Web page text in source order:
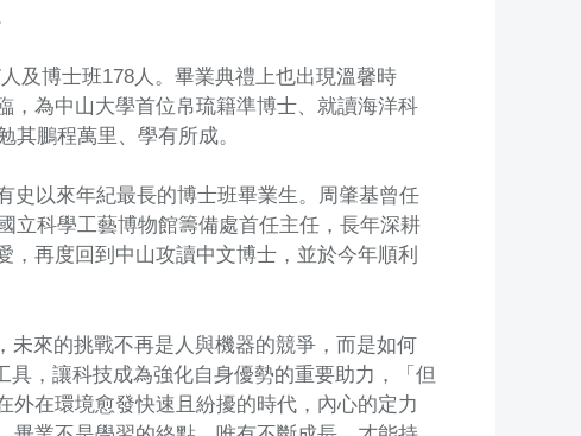
及博士班178人。畢業典禮上也出現溫馨時
，為中山大學首位帛琉籍準博士、就讀海洋科
其鵬程萬里、學有所成。
史以來年紀最長的博士班畢業生。周肇基曾任
立科學工藝博物館籌備處首任主任，長年深耕
再度回到中山攻讀中文博士，並於今年順利
來的挑戰不再是人與機器的競爭，而是如何
，讓科技成為強化自身優勢的重要助力，「但
在環境愈發快速且紛擾的時代，內心的定力